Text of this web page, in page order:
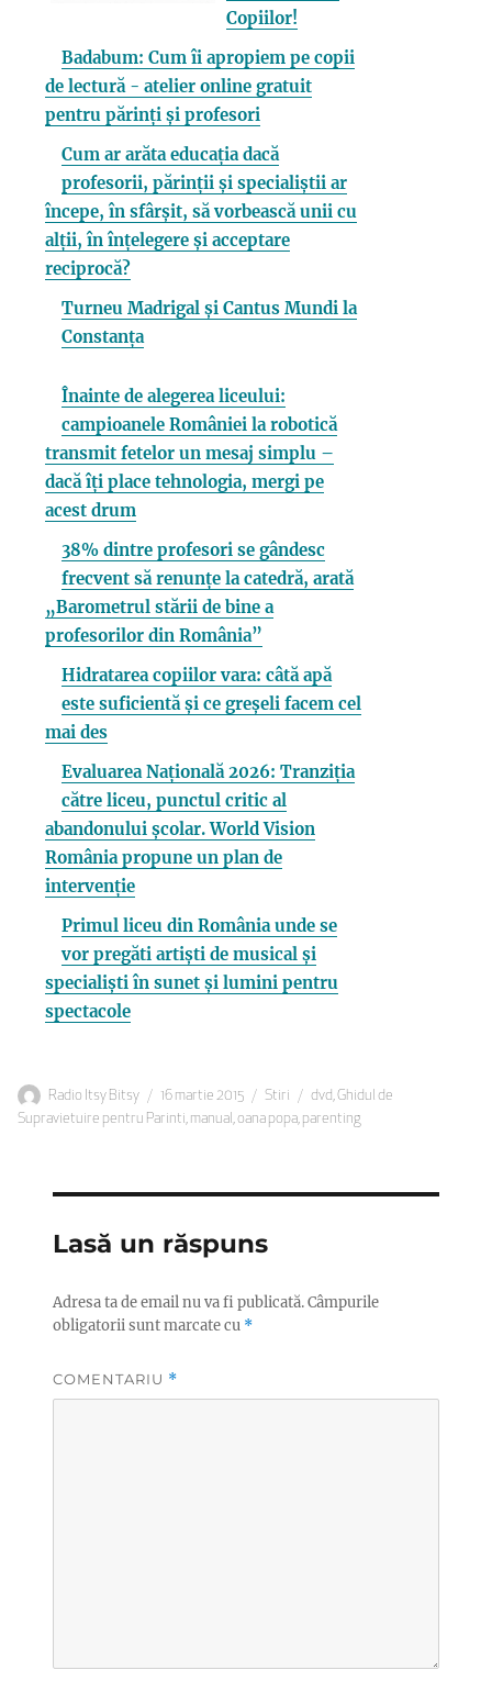
Copiilor!
Badabum: Cum îi apropiem pe copii
de lectură - atelier online gratuit
pentru părinți și profesori
Cum ar arăta educația dacă
profesorii, părinții și specialiștii ar
începe, în sfârșit, să vorbească unii cu
alții, în înțelegere și acceptare
reciprocă?
Turneu Madrigal și Cantus Mundi la
Constanța
Înainte de alegerea liceului:
campioanele României la robotică
transmit fetelor un mesaj simplu –
dacă îți place tehnologia, mergi pe
acest drum
38% dintre profesori se gândesc
frecvent să renunțe la catedră, arată
„Barometrul stării de bine a
profesorilor din România”
Hidratarea copiilor vara: câtă apă
este suficientă și ce greșeli facem cel
mai des
Evaluarea Națională 2026: Tranziția
către liceu, punctul critic al
abandonului școlar. World Vision
România propune un plan de
intervenție
Primul liceu din România unde se
vor pregăti artiști de musical și
specialiști în sunet și lumini pentru
spectacole
Autor
Radio Itsy Bitsy
Publicat
pe
16 martie 2015 Categorii
Stiri Etichete
dvd,Ghidul de
Supravietuire pentru Parinti, manual ,oana popa, parenting
Lasă un răspuns
Adresa ta de email nu va fi publicată.Câmpurile
obligatorii sunt marcate cu *
COMENTARIU *